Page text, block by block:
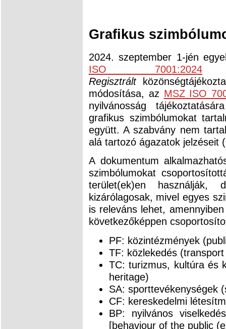
Grafikus
2024. szeptember 1-jén
ISO 7001:2024
Regisztrált
módosítása, az MSZ ISO
nyilvánosság
grafikus szimbólumokat
együtt. A szabvány nem
alá tartozó ágazatok jelzéseit
A dokumentum
szimbólumokat
terület(ek)en
kizárólagosak, mivel egyes
is releváns lehet,
következőképpen
PF: közintézmények
TF: közlekedés
TC: turizmus, kultúra és
heritage)
SA: sporttevékenységek
CF: kereskedelmi
BP: nyilvános
[behaviour of the public